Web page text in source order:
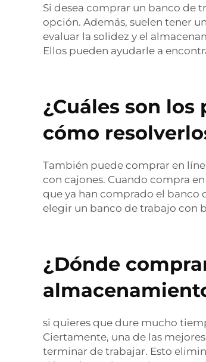
Si desea comprar un banco de
opción. Además, suelen tener
evaluar la solidez y el
Ellos pueden ayudarle a
¿Cuáles son
cómo
También puede comprar en
con cajones. Cuando compra
que ya han comprado el banco
elegir un banco de trabajo con
¿Dónde
si quieres que dure mucho
Ciertamente, una de las
terminar de trabajar. Esto